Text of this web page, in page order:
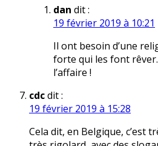
dan dit :
19 février 2019 à 10:21
Il ont besoin d’une
forte qui les font
l’affaire !
cdcdit :
19 février 2019 à 15:28
Cela dit, en Belgique, c’est